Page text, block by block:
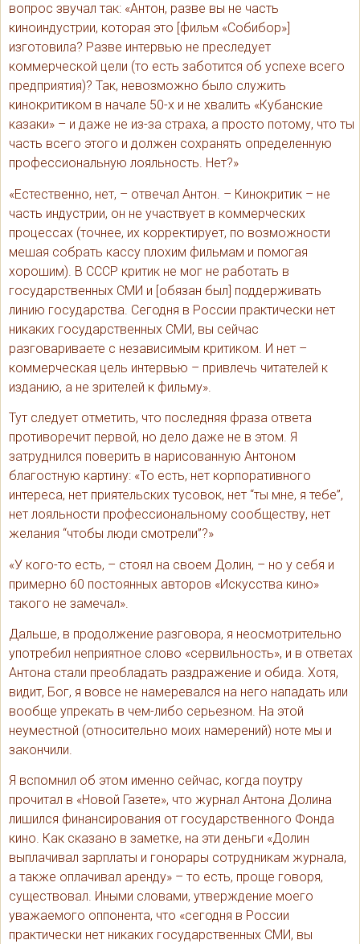
вопрос звучал так: «Антон, разве вы не часть
киноиндустрии, которая это [фильм «Собибор»]
изготовила? Разве интервью не преследует
коммерческой цели (то есть заботится об успехе всего
предприятия)? Так, невозможно было служить
кинокритиком в начале 50-х и не хвалить «Кубанские
казаки» – и даже не из-за страха, а просто потому, что ты
часть всего этого и должен сохранять определенную
профессиональную лояльность. Нет?»
«Естественно, нет, – отвечал Антон. – Кинокритик – не
часть индустрии, он не участвует в коммерческих
процессах (точнее, их корректирует, по возможности
мешая собрать кассу плохим фильмам и помогая
хорошим). В СССР критик не мог не работать в
государственных СМИ и [обязан был] поддерживать
линию государства. Сегодня в России практически нет
никаких государственных СМИ, вы сейчас
разговариваете с независимым критиком. И нет –
коммерческая цель интервью – привлечь читателей к
изданию, а не зрителей к фильму».
Тут следует отметить, что последняя фраза ответа
противоречит первой, но дело даже не в этом. Я
затруднился поверить в нарисованную Антоном
благостную картину: «То есть, нет корпоративного
интереса, нет приятельских тусовок, нет “ты мне, я тебе”,
нет лояльности профессиональному сообществу, нет
желания “чтобы люди смотрели”?»
«У кого-то есть, – стоял на своем Долин, – но у себя и
примерно 60 постоянных авторов «Искусства кино»
такого не замечал».
Дальше, в продолжение разговора, я неосмотрительно
употребил неприятное слово «сервильность», и в ответах
Антона стали преобладать раздражение и обида. Хотя,
видит, Бог, я вовсе не намеревался на него нападать или
вообще упрекать в чем-либо серьезном. На этой
неуместной (относительно моих намерений) ноте мы и
закончили.
Я вспомнил об этом именно сейчас, когда поутру
прочитал в «Новой Газете», что журнал Антона Долина
лишился финансирования от государственного Фонда
кино. Как сказано в заметке, на эти деньги «Долин
выплачивал зарплаты и гонорары сотрудникам журнала,
а также оплачивал аренду» – то есть, проще говоря,
существовал. Иными словами, утверждение моего
уважаемого оппонента, что «сегодня в России
практически нет никаких государственных СМИ, вы